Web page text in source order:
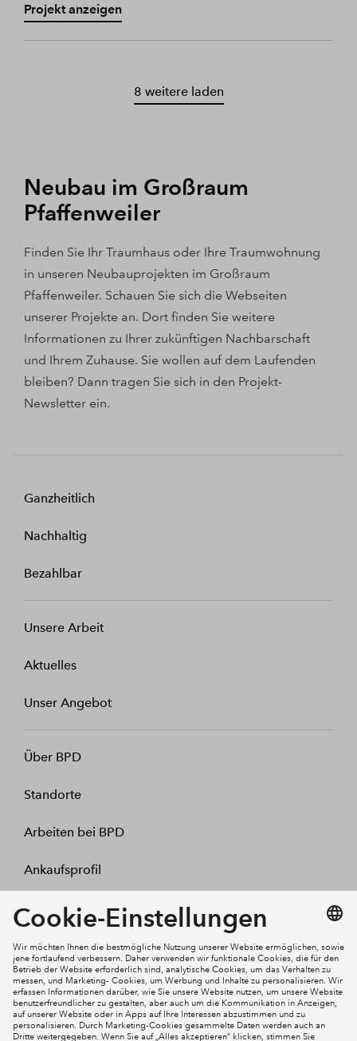
Projekt anzeigen
8 weitere laden
Neubau im Großraum
Pfaffenweiler
Finden Sie Ihr Traumhaus oder Ihre Traumwohnung
in unseren Neubauprojekten im Großraum
Pfaffenweiler. Schauen Sie sich die Webseiten
unserer Projekte an. Dort finden Sie weitere
Informationen zu Ihrer zukünftigen Nachbarschaft
und Ihrem Zuhause. Sie wollen auf dem Laufenden
bleiben? Dann tragen Sie sich in den Projekt-
Newsletter ein.
Ganzheitlich
Nachhaltig
Bezahlbar
Unsere Arbeit
Aktuelles
Unser Angebot
Über BPD
Standorte
Arbeiten bei BPD
Ankaufsprofil
Kontakt
Mein Konto